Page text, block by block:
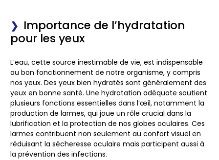
Importance de l’hydratation
pour les yeux
L’eau, cette source inestimable de vie, est indispensable
au bon fonctionnement de notre organisme, y compris
nos yeux. Des yeux bien hydratés sont généralement des
yeux en bonne santé. Une hydratation adéquate soutient
plusieurs fonctions essentielles dans l’œil, notamment la
production de larmes, qui joue un rôle crucial dans la
lubrification et la protection de nos globes oculaires. Ces
larmes contribuent non seulement au confort visuel en
réduisant la sécheresse oculaire mais participent aussi à
la prévention des infections.